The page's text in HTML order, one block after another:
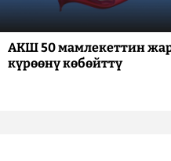
АКШ 50 мамлекеттин
күрөөнү көбөйттү